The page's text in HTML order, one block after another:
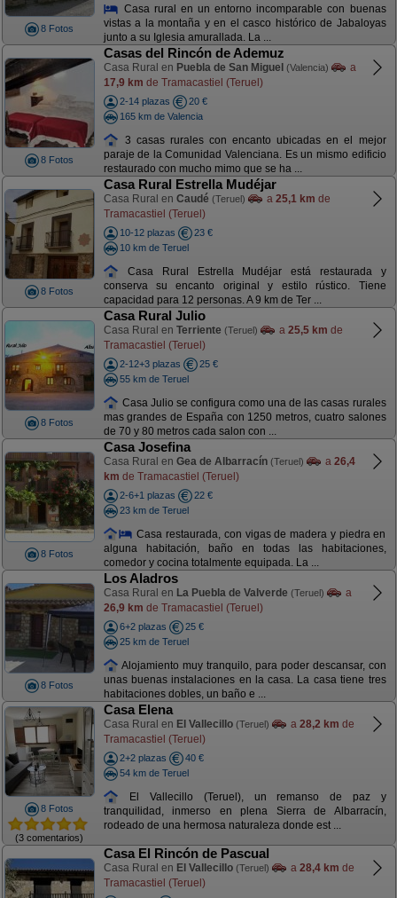
8 Fotos
Casa rural en un entorno incomparable con buenas
vistas a la montaña y en el casco histórico de Jabaloyas
junto a su Iglesia amurallada. La ...
8 Fotos
Casas del Rincón de Ademuz
Casa Rural en Puebla de San Miguel (Valencia)
a
17,9 km de Tramacastiel (Teruel)
2-14 plazas
20 €
165 km de Valencia
3 casas rurales con encanto ubicadas en el mejor
paraje de la Comunidad Valenciana. Es un mismo edificio
restaurado con mucho mimo que se ha ...
8 Fotos
Casa Rural Estrella Mudéjar
Casa Rural en Caudé (Teruel) a 25,1 km de
Tramacastiel (Teruel)
10-12 plazas
23 €
10 km de Teruel
Casa Rural Estrella Mudéjar está restaurada y
conserva su encanto original y estilo rústico. Tiene
capacidad para 12 personas. A 9 km de Ter ...
8 Fotos
Casa Rural Julio
Casa Rural en Terriente (Teruel) a 25,5 km de
Tramacastiel (Teruel)
2-12+3 plazas
25 €
55 km de Teruel
Casa Julio se configura como una de las casas rurales
mas grandes de España con 1250 metros, cuatro salones
de 70 y 80 metros cada salon con ...
8 Fotos
Casa Josefina
Casa Rural en Gea de Albarracín (Teruel) a 26,4
km de Tramacastiel (Teruel)
2-6+1 plazas
22 €
23 km de Teruel
Casa restaurada, con vigas de madera y piedra en
alguna habitación, baño en todas las habitaciones,
comedor y cocina totalmente equipada. La ...
8 Fotos
Los Aladros
Casa Rural en La Puebla de Valverde (Teruel)
a
26,9 km de Tramacastiel (Teruel)
6+2 plazas
25 €
25 km de Teruel
Alojamiento muy tranquilo, para poder descansar, con
unas buenas instalaciones en la casa. La casa tiene tres
habitaciones dobles, un baño e ...
8 Fotos
(3 comentarios)
Casa Elena
Casa Rural en El Vallecillo (Teruel) a 28,2 km de
Tramacastiel (Teruel)
2+2 plazas
40 €
54 km de Teruel
El Vallecillo (Teruel), un remanso de paz y
tranquilidad, inmerso en plena Sierra de Albarracín,
rodeado de una hermosa naturaleza donde est ...
Casa El Rincón de Pascual
Casa Rural en El Vallecillo (Teruel) a 28,4 km de
Tramacastiel (Teruel)